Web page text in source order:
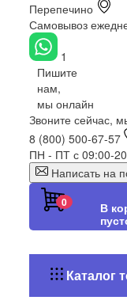
Перепечино
Самовывоз
1
Пишите
нам,
мы онлайн
Звоните сейчас,
8 (800) 500-67-57
ПН - ПТ с 09:00-
Написать на
0
В
Каталог